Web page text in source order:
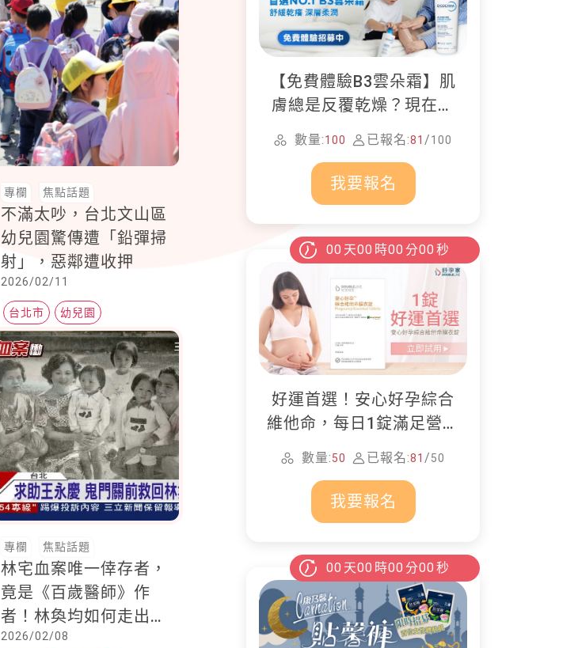
專欄 焦點話題
不滿太吵，台北文山區
幼兒園驚傳遭「鉛彈掃
射」，惡鄰遭收押
2026/02/11
台北市 幼兒園
專欄 焦點話題
林宅血案唯一倖存者，
竟是《百歲醫師》作
者！林奐均如何走出傷
痛，寫出那本每個媽媽
2026/02/08
【免費體驗B3雲朵霜】肌
膚總是反覆乾燥？現在就
加入貝膚黛瑪修護體驗計
畫！
數量:100 已報名:81 /100
我要報名
00 天00 時00 分00 秒
好運首選！安心好孕綜合
維他命，每日1錠滿足營養
所需
數量:50 已報名:81 /50
我要報名
00 天00 時00 分00 秒